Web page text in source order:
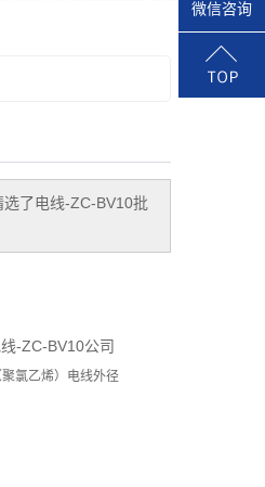
了电线-ZC-BV10批
-ZC-BV10公司
氯乙烯）电线外径
微信咨询